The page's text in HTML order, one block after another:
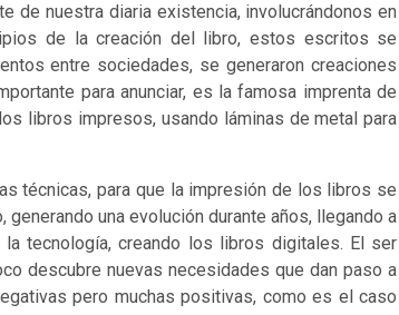
de nuestra diaria existencia, involucrándonos en
de la creación del libro, estos escritos se
entre sociedades, se generaron creaciones
para anunciar, es la famosa imprenta de
libros impresos, usando láminas de metal para
técnicas, para que la impresión de los libros se
una evolución durante años, llegando a
tecnología, creando los libros digitales. El ser
descubre nuevas necesidades que dan paso a
pero muchas positivas, como es el caso